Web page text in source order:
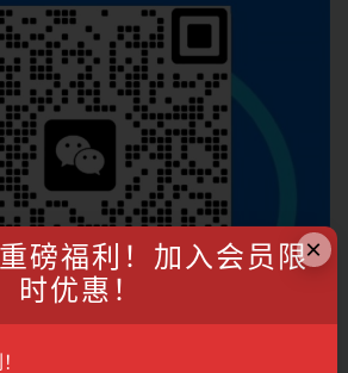
×
磅福利！加入会员限
时优惠！